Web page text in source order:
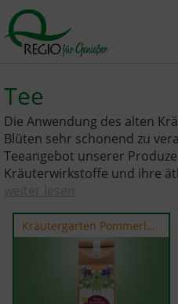
Tee
Die Anwendung des alten
Blüten sehr schonend zu
Teeangebot unserer
Kräuterwirkstoffe und ihre
Kräutergarten Pommerland